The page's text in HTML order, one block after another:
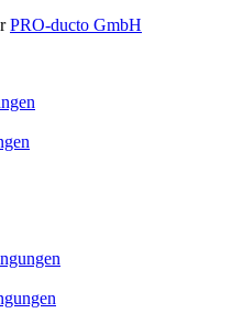
PRO-ducto GmbH